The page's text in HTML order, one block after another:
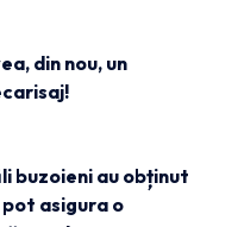
din nou, un
buzoieni au obținut
asigura o